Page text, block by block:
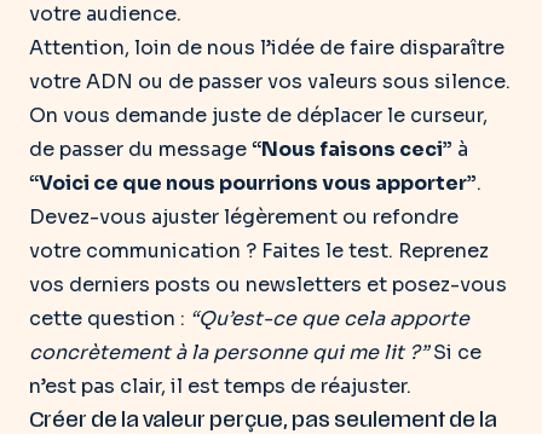
votre audience.
Attention, loin de nous l’idée de faire disparaître
votre ADN ou de passer vos valeurs sous silence.
On vous demande juste de déplacer le curseur,
de passer du message“Nous faisons ceci” à
“Voici ce que nous pourrions vous apporter”.
Devez-vous ajuster légèrement ou refondre
votre communication ? Faites le test. Reprenez
vos derniers posts ou newsletters et posez-vous
cette question : “Qu’est-ce que cela apporte
concrètement à la personne qui me lit ?”Si ce
n’est pas clair, il est temps de réajuster.
Créer de la valeur perçue, pas seulement de la